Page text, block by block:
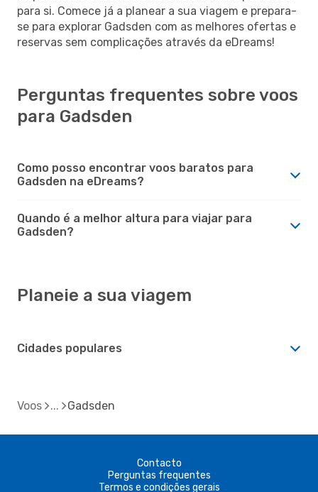
para si. Comece já a planear a sua viagem e prepara-
se para explorar Gadsden com as melhores ofertas e
reservas sem complicações através da eDreams!
Perguntas frequentes sobre voos
para Gadsden
Como posso encontrar voos baratos para
Gadsden na eDreams?
Quando é a melhor altura para viajar para
Gadsden?
Planeie a sua viagem
Cidades populares
Voos Gadsden
Contacto
Perguntas frequentes
Termos e condições gerais